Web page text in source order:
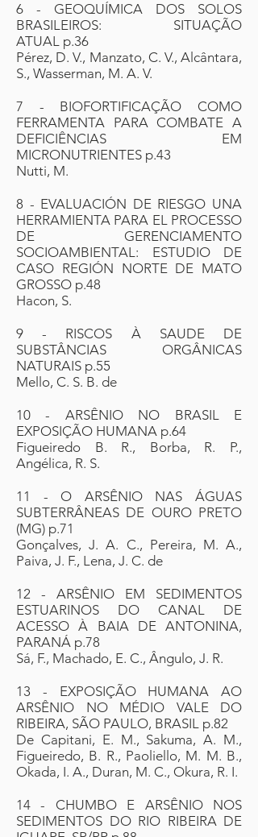
6 - GEOQUÍMICA DOS SOLOS
BRASILEIROS: SITUAÇÃO
ATUAL p.36
Pérez, D. V., Manzato, C. V., Alcântara,
S., Wasserman, M. A. V.
7 - BIOFORTIFICAÇÃO COMO
FERRAMENTA PARA COMBATE A
DEFICIÊNCIAS EM
MICRONUTRIENTES p.43
Nutti, M.
8 - EVALUACIÓN DE RIESGO UNA
HERRAMIENTA PARA EL PROCESSO
DE GERENCIAMENTO
SOCIOAMBIENTAL: ESTUDIO DE
CASO REGIÓN NORTE DE MATO
GROSSO p.48
Hacon, S.
9 - RISCOS À SAUDE DE
SUBSTÂNCIAS ORGÂNICAS
NATURAIS p.55
Mello, C. S. B. de
10 - ARSÊNIO NO BRASIL E
EXPOSIÇÃO HUMANA p.64
Figueiredo B. R., Borba, R. P.,
Angélica, R. S.
11 - O ARSÊNIO NAS ÁGUAS
SUBTERRÂNEAS DE OURO PRETO
(MG) p.71
Gonçalves, J. A. C., Pereira, M. A.,
Paiva, J. F., Lena, J. C. de
12 - ARSÊNIO EM SEDIMENTOS
ESTUARINOS DO CANAL DE
ACESSO À BAIA DE ANTONINA,
PARANÁ p.78
Sá, F., Machado, E. C., Ângulo, J. R.
13 - EXPOSIÇÃO HUMANA AO
ARSÊNIO NO MÉDIO VALE DO
RIBEIRA, SÃO PAULO, BRASIL p.82
De Capitani, E. M., Sakuma, A. M.,
Figueiredo, B. R., Paoliello, M. M. B.,
Okada, I. A., Duran, M. C., Okura, R. I.
14 - CHUMBO E ARSÊNIO NOS
SEDIMENTOS DO RIO RIBEIRA DE